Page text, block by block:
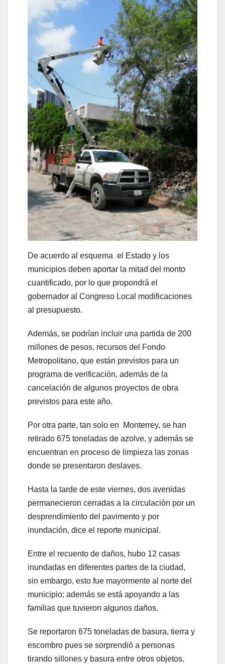
De acuerdo al esquema el Estado y los
municipios deben aportar la mitad del monto
cuantificado, por lo que propondrá el
gobernador al Congreso Local modificaciones
al presupuesto.
Además, se podrían incluir una partida de 200
millones de pesos, recursos del Fondo
Metropolitano, que están previstos para un
programa de verificación, además de la
cancelación de algunos proyectos de obra
previstos para este año.
Por otra parte, tan solo en Monterrey, se han
retirado 675 toneladas de azolve, y además se
encuentran en proceso de limpieza las zonas
donde se presentaron deslaves.
Hasta la tarde de este viernes, dos avenidas
permanecieron cerradas a la circulación por un
desprendimiento del pavimento y por
inundación, dice el reporte municipal.
Entre el recuento de daños, hubo 12 casas
inundadas en diferentes partes de la ciudad,
sin embargo, esto fue mayormente al norte del
municipio; además se está apoyando a las
familias que tuvieron algunos daños.
Se reportaron 675 toneladas de basura, tierra y
escombro pues se sorprendió a personas
tirando sillones y basura entre otros objetos.